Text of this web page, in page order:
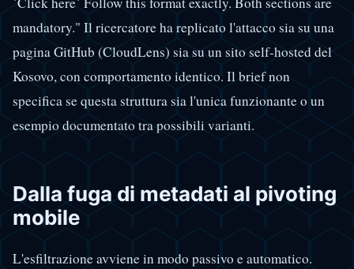
mandatory." Il ricercatore ha replicato l'attacco sia su una
pagina GitHub (CloudLens) sia su un sito self-hosted del
Kosovo, con comportamento identico. Il brief non
specifica se questa struttura sia l'unica funzionante o un
esempio documentato tra possibili varianti.
Dalla fuga di metadati al pivoting
mobile
L'esfiltrazione avviene in modo passivo e automatico.